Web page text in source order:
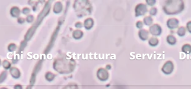
Chi Sono Struttura Servizi